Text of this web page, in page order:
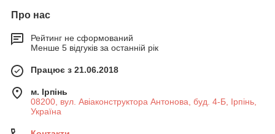
Про нас
Рейтинг не сформований
Менше 5 відгуків за останній рік
Працює з 21.06.2018
м. Ірпінь
08200, вул. Авіаконструктора Антонова, буд. 4-Б, Ірпінь,
Україна